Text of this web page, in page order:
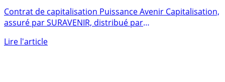
Contrat de capitalisation Puissance Avenir Capitalisation,
assuré par SURAVENIR, distribué par
ASSURANCEVIE.COM. (...)